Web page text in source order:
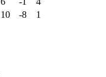
10 -8
1